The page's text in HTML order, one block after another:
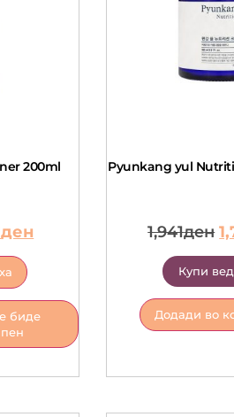
200ml
ден
биде
Pyunkang yul
1,941ден
Купи
Додади во